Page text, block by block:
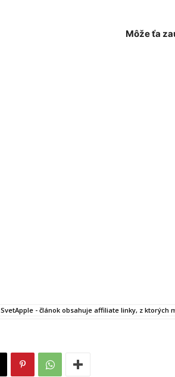
Môže ťa
SvetApple - článok obsahuje affiliate linky, z ktorých